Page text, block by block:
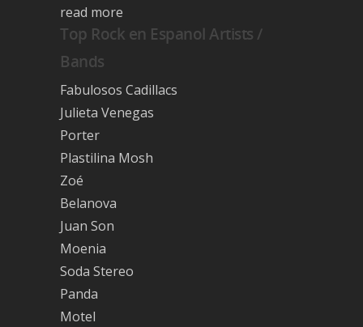
read more
Top Rock en Espanol Artists /
Bands
Fabulosos Cadillacs
Julieta Venegas
Porter
Plastilina Mosh
Zoé
Belanova
Juan Son
Moenia
Soda Stereo
Panda
Motel